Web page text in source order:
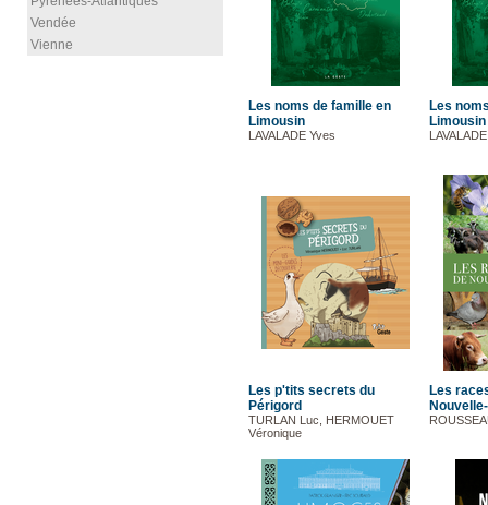
Vendée
Vienne
Les noms de famille en
Limousin
LAVALADE Yves
Les
Les p'tits secrets du
Périgord
TURLAN Luc, HERMOUET
Véronique
Les